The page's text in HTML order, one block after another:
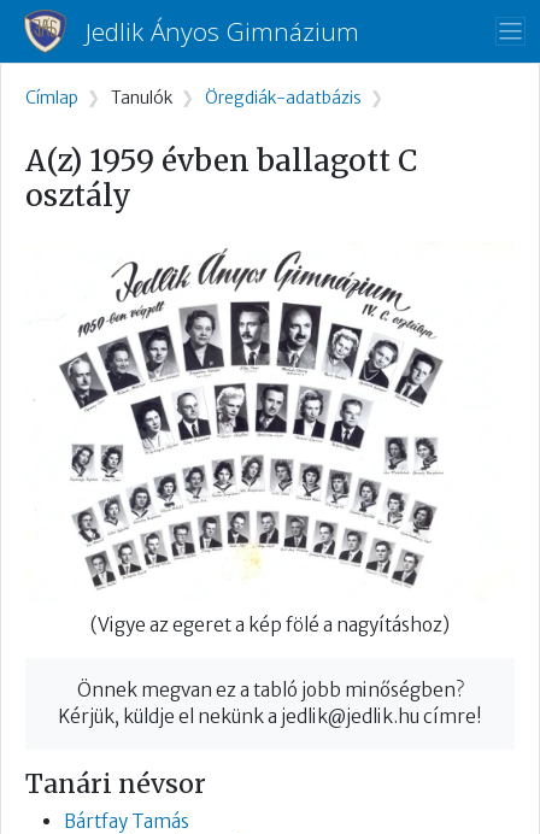
Ugrás a tartalomra
Jedlik Ányos Gimnázium
Morzsa
Címlap Tanulók Öregdiák-adatbázis
A(z) 1959 évben ballagott C
osztály
(Vigye az egeret a kép fölé a nagyításhoz)
Önnek megvan ez a tabló jobb minőségben?
Kérjük, küldje el nekünk a jedlik@jedlik.hu címre!
Tanári névsor
Bártfay Tamás